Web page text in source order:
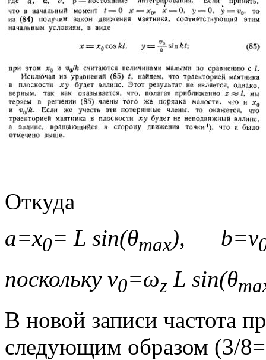
Откуда
а=х0= L sin(θmax), b=v
поскольку v0=ωz L sin(θ
В новой записи частота
следующим образом (3/